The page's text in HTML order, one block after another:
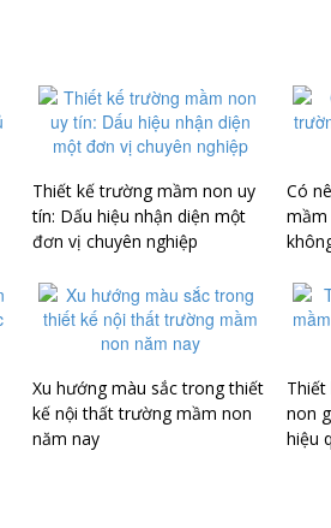
Thiết kế trường mầm non uy
tín: Dấu hiệu nhận diện một
đơn vị chuyên nghiệp
Có
mầm
Xu hướng màu sắc trong thiết
kế nội thất trường mầm non
năm nay
non
hiệu